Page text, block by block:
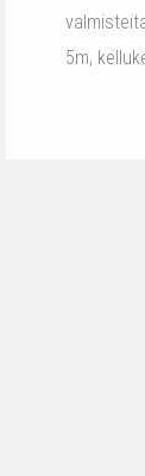
5m,